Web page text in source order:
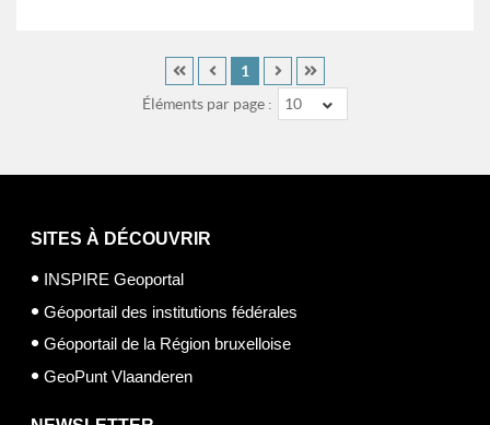
Éléments par page : 10
1
SITES À DÉCOUVRIR
INSPIRE Geoportal
Géoportail des institutions fédérales
Géoportail de la Région bruxelloise
GeoPunt Vlaanderen